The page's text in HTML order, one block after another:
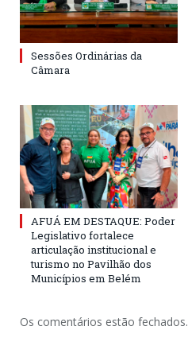
Sessões Ordinárias da
Câmara
AFUÁ EM DESTAQUE: Poder
Legislativo fortalece
articulação institucional e
turismo no Pavilhão dos
Municípios em Belém
Os comentários estão fechados.